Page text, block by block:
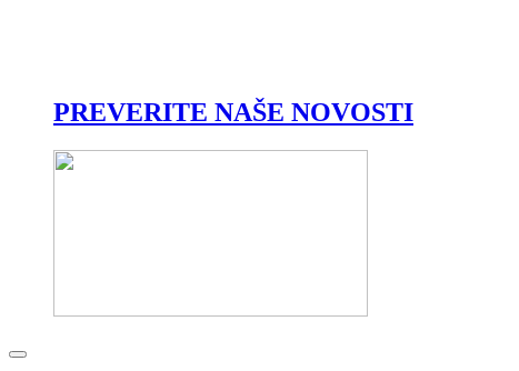
PREVERITE NAŠE NOVOSTI